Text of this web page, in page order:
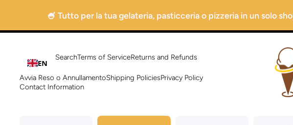
Go directly to content
🍧 Tutto per la tua gelateria, pasticceria o pizzeria in un solo
EN
SearchTerms of ServiceReturns and Refunds
Avvia Reso o AnnullamentoShipping PoliciesPrivacy Policy
Contact Information